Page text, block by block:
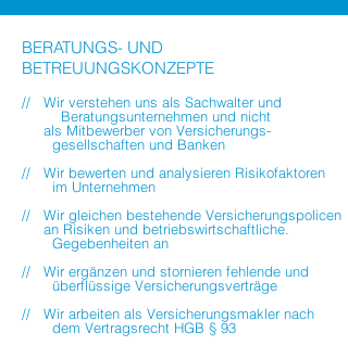
BERATUNGS- UND
BETREUUNGSKONZEPTE
// Wir verstehen uns als Sachwalter und
Beratungsunternehmen und nicht
als Mitbewerber von Versicherungs-
gesellschaften und Banken
// Wir bewerten und analysieren Risikofaktoren
im Unternehmen
// Wir gleichen bestehende
an Risiken und
Gegebenheiten an
// Wir ergänzen und stornieren fehlende und
überflüssige Versicherungsverträge
// Wir arbeiten als Versicherungsmakler nach
dem Vertragsrecht HGB § 93